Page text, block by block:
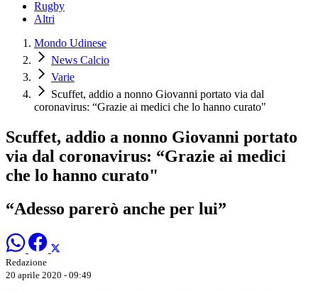
Rugby
Altri
Mondo Udinese
News Calcio
Varie
Scuffet, addio a nonno Giovanni portato via dal
coronavirus: “Grazie ai medici che lo hanno curato"
Scuffet, addio a nonno Giovanni portato
via dal coronavirus: “Grazie ai medici
che lo hanno curato"
“Adesso parerò anche per lui”
Redazione
20 aprile 2020 - 09:49